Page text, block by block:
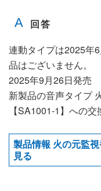
連動タイプは2025年
品はございません。
2025年9月26日発売
新製品の音声タイプ
【SA1001-1】への交
製品情報 火の元監
見る